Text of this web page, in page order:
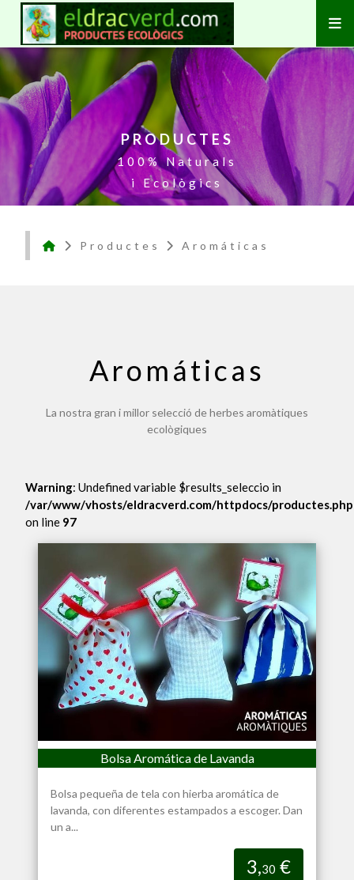
PRODUCTES
100% Naturals
i Ecològics
Productes Aromáticas
Aromáticas
La nostra gran i millor selecció de herbes aromàtiques
ecològiques
Warning: Undefined variable $results_seleccio in
/var/www/vhosts/eldracverd.com/httpdocs/productes.php
on line 97
Bolsa Aromática de Lavanda
Bolsa pequeña de tela con hierba aromática de
lavanda, con diferentes estampados a escoger. Dan
un a...
3,30 €